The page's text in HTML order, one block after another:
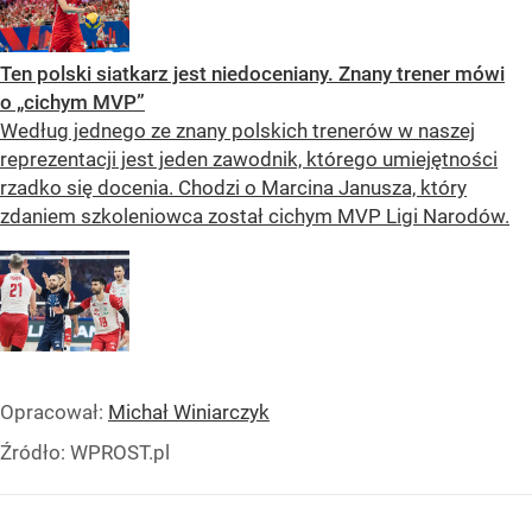
Ten polski siatkarz jest niedoceniany. Znany trener mówi
o „cichym MVP”
Według jednego ze znany polskich trenerów w naszej
reprezentacji jest jeden zawodnik, którego umiejętności
rzadko się docenia. Chodzi o Marcina Janusza, który
zdaniem szkoleniowca został cichym MVP Ligi Narodów.
Opracował: Michał Winiarczyk
Źródło: WPROST.pl